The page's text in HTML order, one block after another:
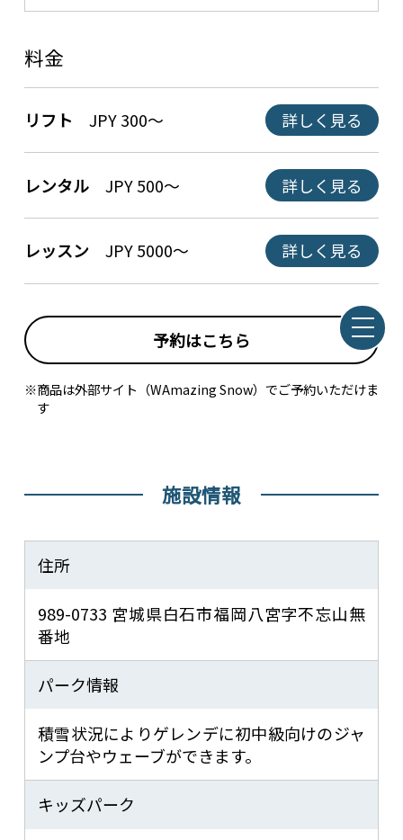
料金
リフト JPY 300～ 詳しく見る
レンタル JPY 500～ 詳しく見る
レッスン JPY 5000～ 詳しく見る
予約はこちら
※商品は外部サイト（WAmazing Snow）でご予約いただけま
す
施設情報
住所
989-0733 宮城県白石市福岡八宮字不忘山無
番地
パーク情報
積雪状況によりゲレンデに初中級向けのジャ
ンプ台やウェーブができます。
キッズパーク